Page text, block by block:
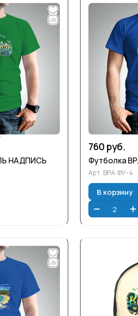
НАДПИСЬ
760 руб.
Футболка
Арт. ВРА ФУ-4
В корзину